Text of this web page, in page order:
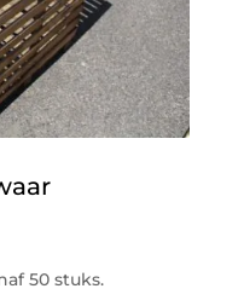
50 stuks.